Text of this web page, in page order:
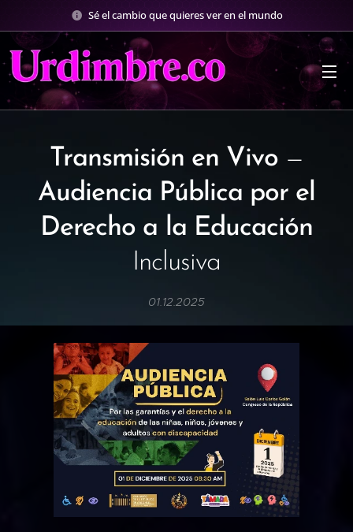
Sé el cambio que quieres ver en el mundo
Transmisión en Vivo—
Audiencia Pública por el
Derecho a la Educación
Inclusiva
01.12.2025